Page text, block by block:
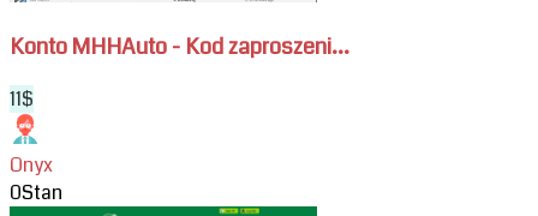
załączników
Konto MHHAuto - Kod zaproszeni...
11$
Onyx
0Stan